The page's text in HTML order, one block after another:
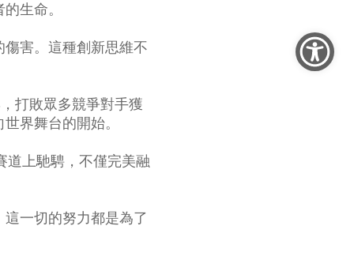
生命。
傷害。這種創新思維不
打敗眾多競爭對手獲
界舞台的開始。
道上馳騁，不僅完美融
一切的努力都是為了